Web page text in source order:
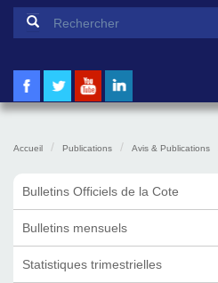
Formulaire de
Accueil Publications Avis & Publications
Bulletins Officiels de la Cote
Bulletins mensuels
Statistiques trimestrielles